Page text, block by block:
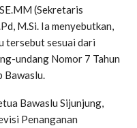
(Sekretaris
M.Si. Ia menyebutkan,
tersebut sesuai dari
undang Nomor 7 Tahun
Bawaslu.
Bawaslu Sijunjung,
Penanganan